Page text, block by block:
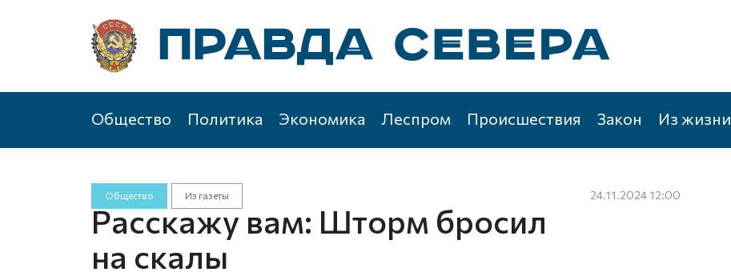
Общество Политика Экономика Леспром Происшествия Закон Из жизни
Общество Из газеты 24.11.2024 12:00
Расскажу вам: Шторм бросил
на скалы